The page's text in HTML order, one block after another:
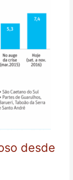
desde